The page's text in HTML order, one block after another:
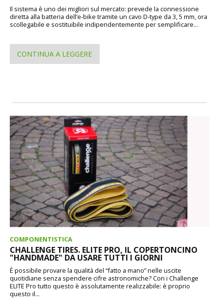
Il sistema è uno dei migliori sul mercato: prevede la connessione
diretta alla batteria dell’e-bike tramite un cavo D-type da 3, 5 mm, ora
scollegabile e sostituibile indipendentemente per semplificare...
CONTINUA A LEGGERE
COMPONENTISTICA
CHALLENGE TIRES. ELITE PRO, IL COPERTONCINO
"HANDMADE" DA USARE TUTTI I GIORNI
È possibile provare la qualità del “fatto a mano” nelle uscite
quotidiane senza spendere cifre astronomiche? Con i Challenge
ELITE Pro tutto questo è assolutamente realizzabile: è proprio
questo il...